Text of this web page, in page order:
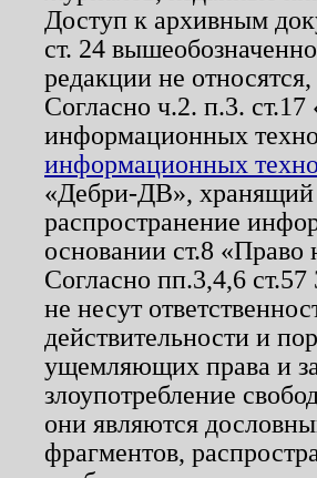
Доступ к архивным
ст. 24
редакции не
Согласно ч.2. п.3.
информационных
информационных
«Дебри-ДВ», хранящий
распространение
основании ст.8
Согласно пп.3,4,6
не несут
действительности и
ущемляющих права и
злоупотребление
они являются
фрагментов,